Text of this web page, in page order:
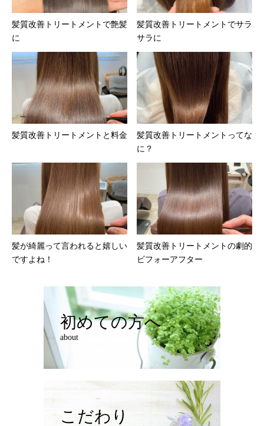
髪質改善トリートメントで艶髪
に
髪質改善トリートメントでサラ
サラに
髪質改善トリートメントと料金
髪質改善トリートメントってな
に？
髪が綺麗って言われると嬉しい
ですよね！
髪質改善トリートメントの劇的
ビフォーアフター
初めての方へ
about
こだわり